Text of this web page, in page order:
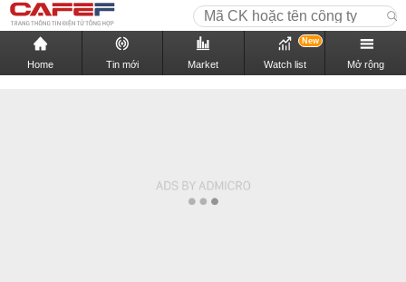
Home Tin mới Market Watch list
New
Mở rộng